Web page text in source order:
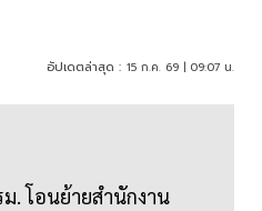
อัปเดตล่าสุด : 15 ก.ค. 69 | 09:07 น.
. โอนย้ายสำนักงาน